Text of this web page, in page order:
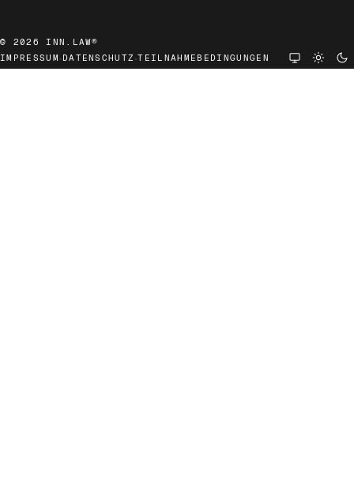
© 2026 INN.LAW®
IMPRESSUM ·DATENSCHUTZ ·TEILNAHMEBEDINGUNGEN